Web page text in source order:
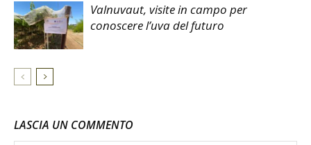
Valnuvaut, visite in campo per
conoscere l’uva del futuro
LASCIA UN COMMENTO